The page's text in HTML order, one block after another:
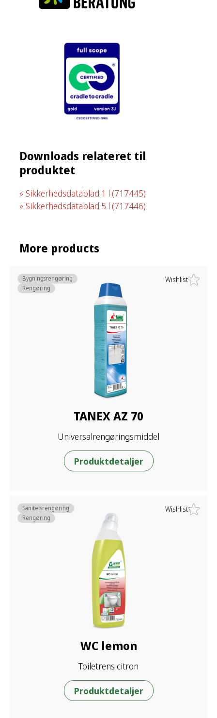
Downloads relateret til
produktet
Sikkerhedsdatablad 1 l (717445)
Sikkerhedsdatablad 5 l (717446)
More products
Wishlist
TANEX AZ 70
Universalrengøringsmiddel
Bygningsrengøring
Rengøring
Produktdetaljer
Wishlist
WC lemon
Toiletrens citron
Sanitetsrengøring
Rengøring
Produktdetaljer